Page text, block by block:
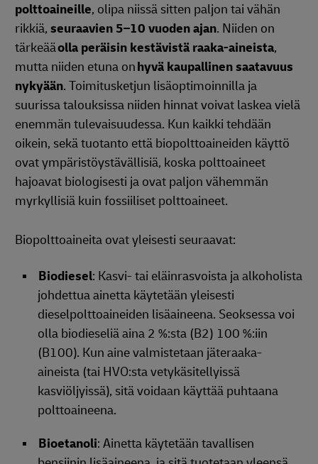
polttoaineille, olipa niissä sitten paljon tai vähän
rikkiä, seuraavien 5–10 vuoden ajan. Niiden on
tärkeääolla peräisin kestävistä raaka-aineista,
mutta niiden etuna onhyvä kaupallinen saatavuus
nykyään. Toimitusketjun lisäoptimoinnilla ja
suurissa talouksissa niiden hinnat voivat laskea vielä
enemmän tulevaisuudessa. Kun kaikki tehdään
oikein, sekä tuotanto että biopolttoaineiden käyttö
ovat ympäristöystävällisiä, koska polttoaineet
hajoavat biologisesti ja ovat paljon vähemmän
myrkyllisiä kuin fossiiliset polttoaineet.
Biopolttoaineita ovat yleisesti seuraavat:
Biodiesel: Kasvi- tai eläinrasvoista ja alkoholista
johdettua ainetta käytetään yleisesti
dieselpolttoaineiden lisäaineena. Seoksessa voi
olla biodieseliä aina 2 %:sta (B2) 100 %:iin
(B100). Kun aine valmistetaan jäteraaka-
aineista (tai HVO:sta vetykäsitellyissä
kasviöljyissä), sitä voidaan käyttää puhtaana
polttoaineena.
Bioetanoli: Ainetta käytetään tavallisen